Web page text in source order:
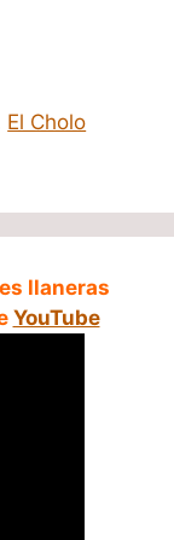
El Cholo
llaneras
YouTube